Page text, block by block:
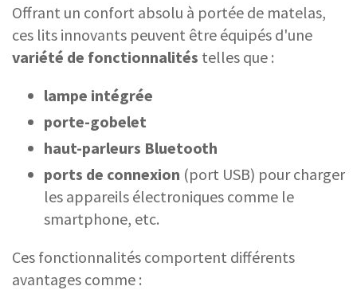
Offrant un confort absolu à portée de matelas,
ces lits innovants peuvent être équipés d'une
variété de fonctionnalités telles que :
lampe intégrée
porte-gobelet
haut-parleurs Bluetooth
ports de connexion (port USB) pour charger
les appareils électroniques comme le
smartphone, etc.
Ces fonctionnalités comportent différents
avantages comme :